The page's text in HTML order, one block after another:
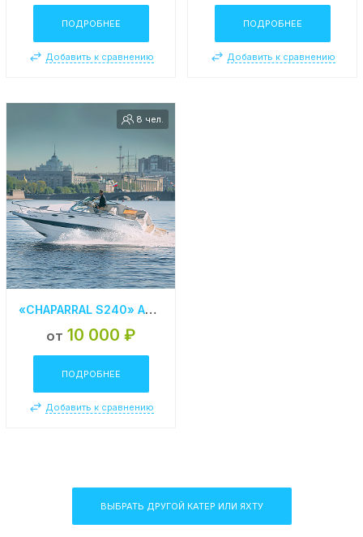
ПОДРОБНЕЕ
Добавить к сравнению
ПОДРОБНЕЕ
Добавить к сравнению
8 чел.
«CHAPARRAL S240» АРЕНДА КАТЕРА В СПБ
от 10 000 ₽
ПОДРОБНЕЕ
Добавить к сравнению
ВЫБРАТЬ ДРУГОЙ КАТЕР ИЛИ ЯХТУ